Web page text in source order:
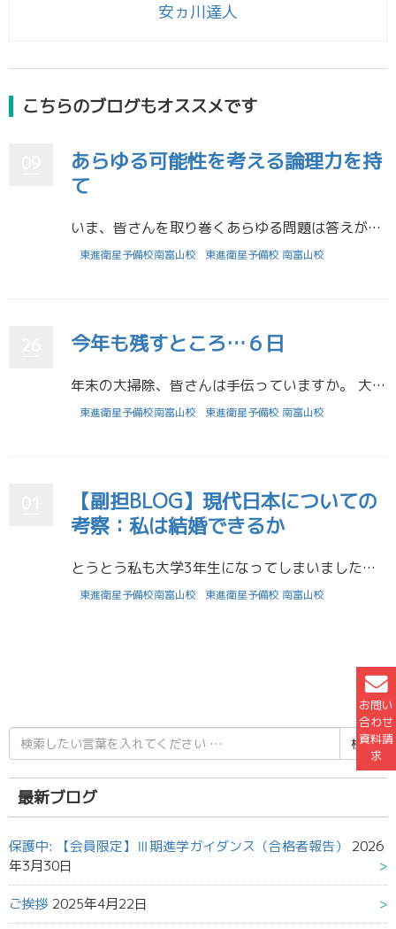
お問い
合わせ
資料請
求
安ヵ川達人
こちらのブログもオススメです
あらゆる可能性を考える論理力を持
て
いま、皆さんを取り巻くあらゆる問題は答えが一意には定まらないものが多くなってきています。 例：人はなぜ勉強をすべきなのか、戦争は根絶すべきか、環境問題の解決策は石油を全く使わないことである そういった問題を解決する際に必 […]
東進衛星予備校南富山校 東進衛星予備校 南富山校
今年も残すところ…６日
年末の大掃除、皆さんは手伝っていますか。 大掃除は年末の恒例行事になっていると思います。 ここで思うのは、なぜ年末じゃないと大掃除をしないのか？です。 人間は、 きっかけが無ければしないという捉え方もできますし、 きっか […]
東進衛星予備校南富山校 東進衛星予備校 南富山校
【副担BLOG】現代日本についての
考察：私は結婚できるか
とうとう私も大学3年生になってしまいましたが、日本の大学生とは暇なもので、これからの人生について、思いをはせる時間がたっぷりあるのです。今は就活のことで色々悩みもがき苦しんでいますが、ある時ふと、考えました。私って、結婚 […]
東進衛星予備校南富山校 東進衛星予備校 南富山校
検
索
結
果:
最新ブログ
保護中: 【会員限定】Ⅲ期進学ガイダンス（合格者報告）
2026
年3月30日
ご挨拶 2025年4月22日